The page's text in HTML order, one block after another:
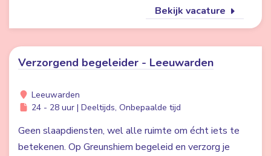
Bekijk vacature
Verzorgend begeleider - Leeuwarden
Leeuwarden
24 - 28 uur | Deeltijds, Onbepaalde tijd
Geen slaapdiensten, wel alle ruimte om écht iets te
betekenen. Op Greunshiem begeleid en verzorg je